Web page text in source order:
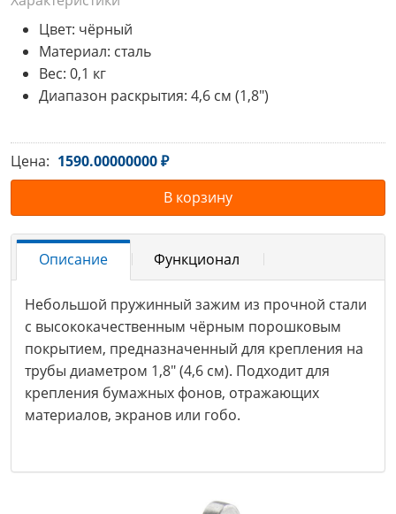
Цвет: чёрный
Материал: сталь
Вес: 0,1 кг
Диапазон раскрытия: 4,6 см (1,8")
Цена: 1590.00000000 ₽
В корзину
Описание Функционал
Небольшой пружинный зажим из прочной стали
с высококачественным чёрным порошковым
покрытием, предназначенный для крепления на
трубы диаметром 1,8" (4,6 см). Подходит для
крепления бумажных фонов, отражающих
материалов, экранов или гобо.